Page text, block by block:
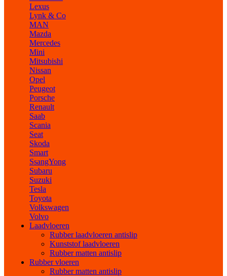
Lexus
Lynk & Co
MAN
Mazda
Mercedes
Mini
Mitsubishi
Nissan
Opel
Peugeot
Porsche
Renault
Saab
Scania
Seat
Skoda
Smart
SsangYong
Subaru
Suzuki
Tesla
Toyota
Volkswagen
Volvo
Laadvloeren
Rubber laadvloeren antislip
Kunststof laadvloeren
Rubber matten antislip
Rubber vloeren
Rubber matten antislip